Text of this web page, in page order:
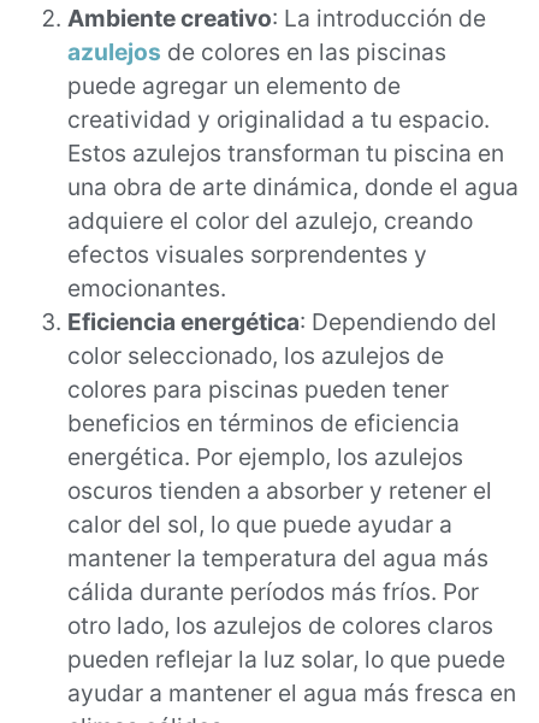
Ambiente creativo: La introducción de
azulejos de colores en las piscinas
puede agregar un elemento de
creatividad y originalidad a tu espacio.
Estos azulejos transforman tu piscina en
una obra de arte dinámica, donde el agua
adquiere el color del azulejo, creando
efectos visuales sorprendentes y
emocionantes.
Eficiencia energética: Dependiendo del
color seleccionado, los azulejos de
colores para piscinas pueden tener
beneficios en términos de eficiencia
energética. Por ejemplo, los azulejos
oscuros tienden a absorber y retener el
calor del sol, lo que puede ayudar a
mantener la temperatura del agua más
cálida durante períodos más fríos. Por
otro lado, los azulejos de colores claros
pueden reflejar la luz solar, lo que puede
ayudar a mantener el agua más fresca en